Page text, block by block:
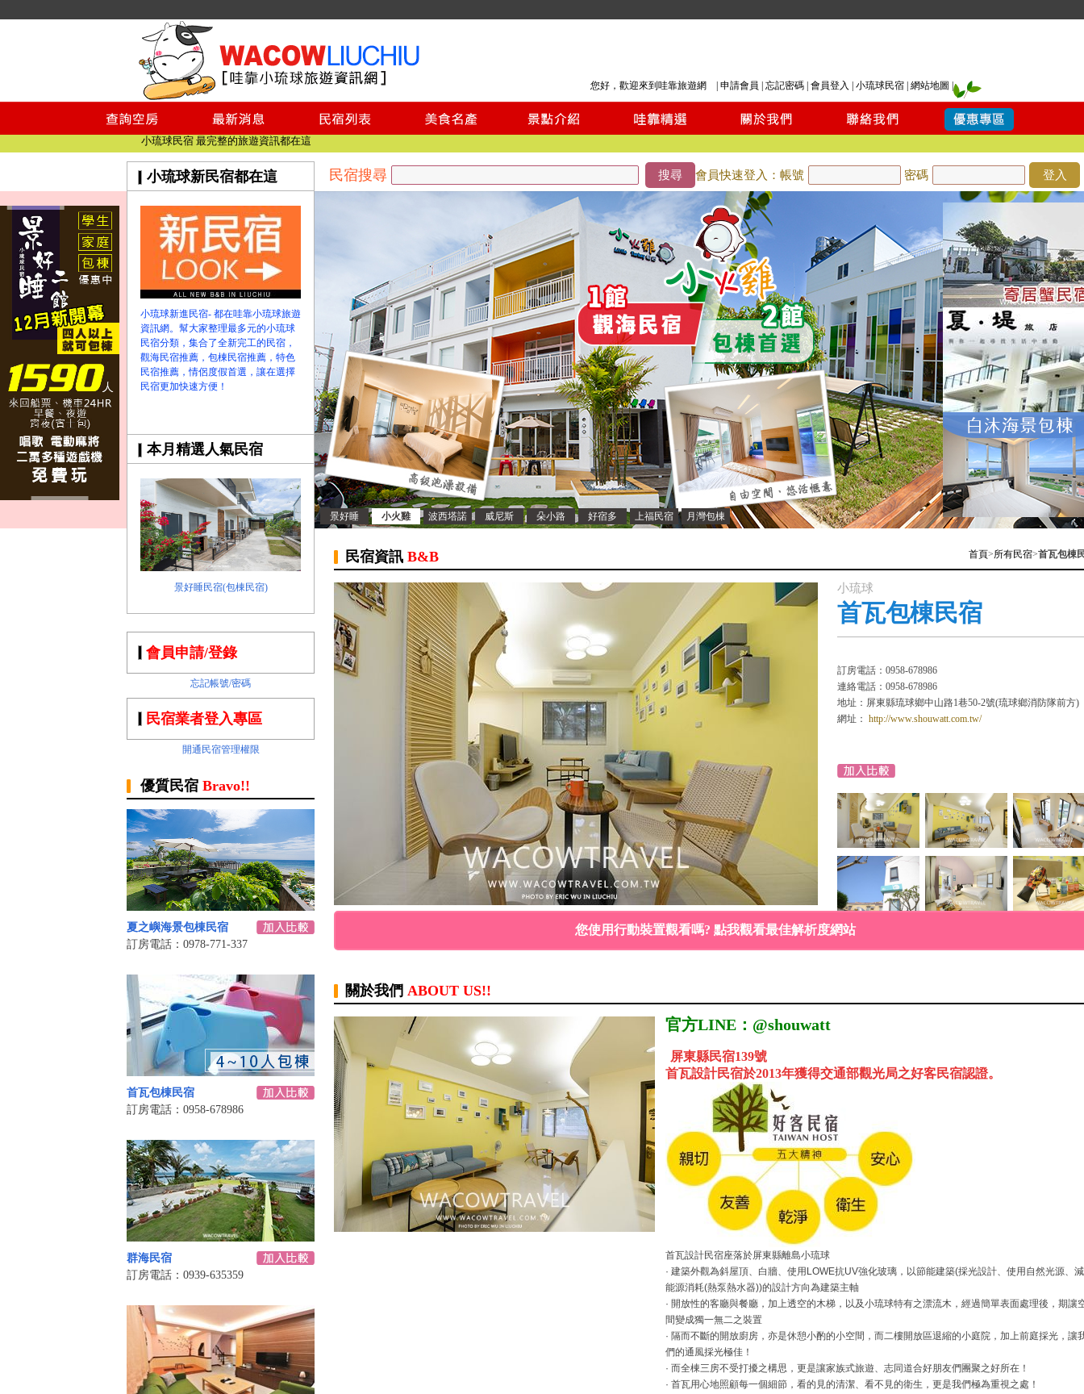
您好，歡迎來到哇靠旅遊網 | 申請會員 忘記密碼 會員登入 小琉球民宿 網站地圖
小琉球民宿空房
小琉球民宿
小琉球民宿推薦
【小琉球民宿特約】東港停車場!!看這邊
小琉球民宿 最完整的旅遊資訊都在這
【哇靠小琉球】新版官網熱情開站
【哇靠小琉球粉絲團】即時動態!!
小琉球民宿空房
小琉球民宿
小琉球民宿推薦
【小琉球民宿特約】東港停車場!!看這邊
小琉球民宿 最完整的旅遊資訊都在這
【哇靠小琉球】新版官網熱情開站
【哇靠小琉球粉絲團】即時動態!!
小琉球新民宿都在這
小琉球新進民宿- 都在哇靠小琉球旅遊
資訊網。幫大家整理最多元的小琉球
民宿分類，集合了全新完工的民宿，
觀海民宿推薦，包棟民宿推薦，特色
民宿推薦，情侶度假首選，讓在選擇
民宿更加快速方便！
本月精選人氣民宿
景好睡民宿(包棟民宿)
景好睡 小火雞 波西塔諾 威尼斯 朵小路 好宿多 上福民宿 月灣包棟
民宿搜尋 搜尋 會員快速登入：帳號 密碼 登入
會員申請/登錄
忘記帳號/密碼
民宿業者登入專區
開通民宿管理權限
優質民宿 Bravo!!
夏之嶼海景包棟民宿
訂房電話：0978-771-337
首瓦包棟民宿
訂房電話：0958-678986
群海民宿
訂房電話：0939-635359
民宿資訊 B&B 首頁>所有民宿>首瓦包棟
小琉球
首瓦包棟民宿
訂房電話：0958-678986
連絡電話：0958-678986
地址：屏東縣琉球鄉中山路1巷50-2號(琉球鄉消防隊前方)
網址： http://www.shouwatt.com.tw/
您使用行動裝置觀看嗎? 點我觀看最佳解析度網站
關於我們 ABOUT US!!
官方LINE：@shouwatt
屏東縣民宿139號
首瓦設計民宿於2013年獲得交通部觀光局之好客民宿認證。
首瓦設計民宿座落於屏東縣離島小琉球
· 建築外觀為斜屋頂、白牆、使用LOWE抗UV強化玻璃，以節能建築(採光設計、使用自然光源、
能源消耗(熱泵熱水器))的設計方向為建築主軸
· 開放性的客廳與餐廳，加上透空的木梯，以及小琉球特有之漂流木，經過簡單表面處理後，期讓
間變成獨一無二之裝置
· 隔而不斷的開放廚房，亦是休憩小酌的小空間，而二樓開放區退縮的小庭院，加上前庭採光，讓
們的通風採光極佳！
· 而全棟三房不受打擾之構思，更是讓家族式旅遊、志同道合好朋友們團聚之好所在！
· 首瓦用心地照顧每一個細節，看的見的清潔、看不見的衛生，更是我們極為重視之處！